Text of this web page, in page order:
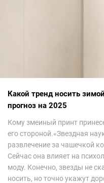
Какой тренд носить
прогноз на 2025
Кому змеиный принт
его стороной.«Звездная
развлечение за чашечкой
Сейчас она влияет на
моду. Конечно, звезды не
носить, но точно укажут